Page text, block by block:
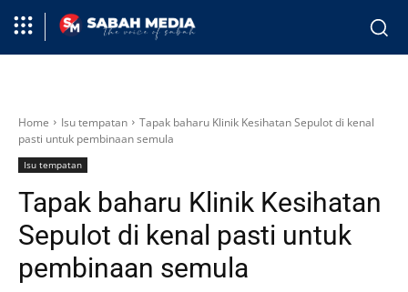
Home Isu tempatan
Tapak baharu Klinik Kesihatan Sepulot di kenal
pasti untuk pembinaan semula
Isu tempatan
Tapak baharu Klinik Kesihatan
Sepulot di kenal pasti untuk
pembinaan semula